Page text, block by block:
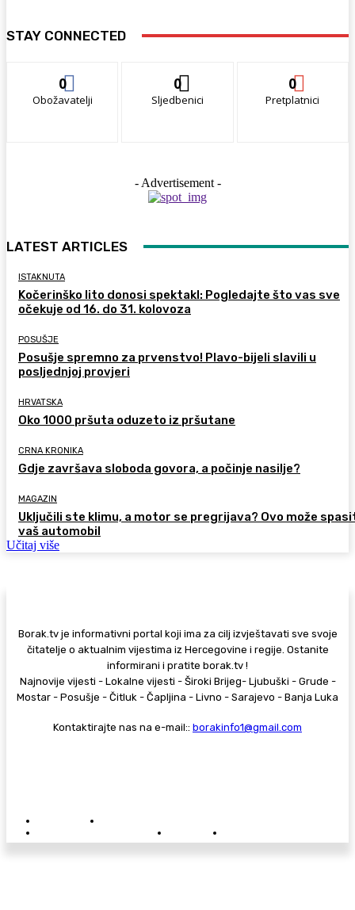
STAY CONNECTED
0
Obožavatelji
0
Sljedbenici
0
Pretplatnici
- Advertisement -
LATEST ARTICLES
ISTAKNUTA
Kočerinško lito donosi spektakl: Pogledajte što vas sve
očekuje od 16. do 31. kolovoza
POSUŠJE
Posušje spremno za prvenstvo! Plavo-bijeli slavili u
posljednjoj provjeri
HRVATSKA
Oko 1000 pršuta oduzeto iz pršutane
CRNA KRONIKA
Gdje završava sloboda govora, a počinje nasilje?
MAGAZIN
Uključili ste klimu, a motor se pregrijava? Ovo može
vaš automobil
Učitaj više
Borak.tv je informativni portal koji ima za cilj izvještavati sve svoje
čitatelje o aktualnim vijestima iz Hercegovine i regije. Ostanite
informirani i pratite borak.tv !
Najnovije vijesti - Lokalne vijesti - Široki Brijeg- Ljubuški - Grude -
Mostar - Posušje - Čitluk - Čapljina - Livno - Sarajevo - Banja Luka
Kontaktirajte nas na e-mail:: borakinfo1@gmail.com